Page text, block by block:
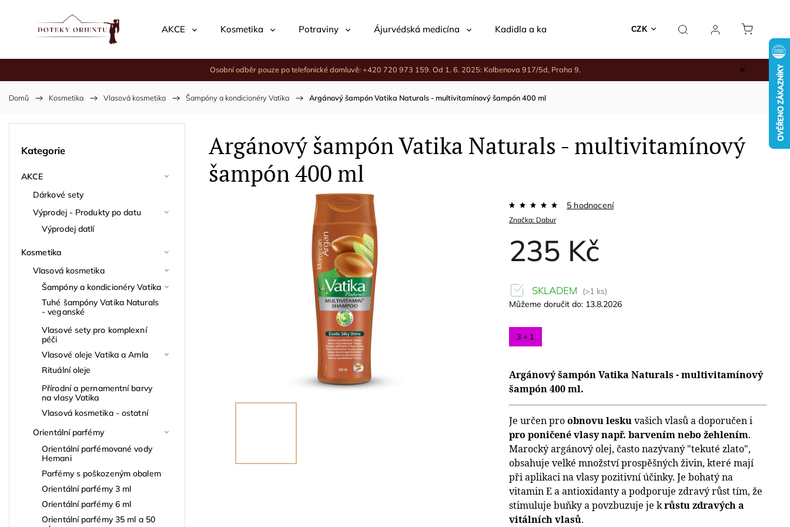
CZK
AKCE Kosmetika Potraviny Ájurvédská medicína Kadidla a kadidelnice Rodinné nákupy Keramika a jiné
Osobní odběr pouze po telefonické domluvě: +420 720 973 159. Od 1. 6. 2025: Kolbenova 917/5d, Praha 9.
Domů / Kosmetika / Vlasová kosmetika / Šampóny a kondicionéry Vatika / Argánový šampón Vatika Naturals - multivitamínový šampón 400 ml
Kategorie
AKCE
Dárkové sety
Výprodej - Produkty po datu
Výprodej datlí
Kosmetika
Vlasová kosmetika
Šampóny a kondicionéry Vatika
Tuhé šampóny Vatika Naturals
- veganské
Vlasové sety pro komplexní
péči
Vlasové oleje Vatika a Amla
Rituální oleje
Přírodní a pernamentní barvy
na vlasy Vatika
Vlasová kosmetika - ostatní
Orientální parfémy
Orientální parfémované vody
Hemani
Parfémy s poškozeným obalem
Orientální parfémy 3 ml
Orientální parfémy 6 ml
Orientální parfémy 35 ml a 50
Argánový šampón Vatika Naturals - multivitamínový
šampón 400 ml
Značka: Dabur
5 hodnocení
235 Kč
3 + 1
Argánový šampón Vatika Naturals - multivitamínový
šampón 400 ml.
Je určen proobnovu leskuvašich vlasů a doporučen i
pro poničené vlasy např. barvením nebo žehlením.
Marocký argánový olej, často nazývaný "tekuté zlato",
obsahuje velké množství prospěšných živin, které mají
při aplikaci na vlasy pozitivní účinky. Je bohatý na
vitamin E a antioxidanty a podporuje zdravý růst tím, že
stimuluje buňky a povzbuzuje je krůstu zdravých a
vitálních vlasů.
SKLADEM
(>1 ks)
Můžeme doručit do: 13.8.2026